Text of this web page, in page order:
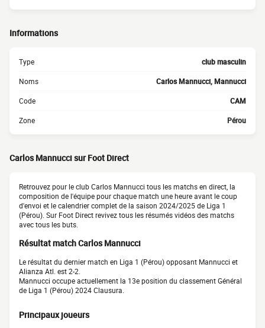
Informations
Type club masculin
Noms Carlos Mannucci, Mannucci
Code CAM
Zone Pérou
Carlos Mannucci sur Foot Direct
Retrouvez pour le club Carlos Mannucci tous les matchs en direct, la
composition de l'équipe pour chaque match une heure avant le coup
d'envoi et le calendrier complet de la saison 2024/2025 de Liga 1
(Pérou). Sur Foot Direct revivez tous les résumés vidéos des matchs
avec tous les buts.
Résultat match Carlos Mannucci
Le résultat du dernier match en Liga 1 (Pérou) opposant Mannucci et
Alianza Atl. est 2-2.
Mannucci occupe actuellement la 13e position du classement Général
de Liga 1 (Pérou) 2024 Clausura.
Principaux joueurs